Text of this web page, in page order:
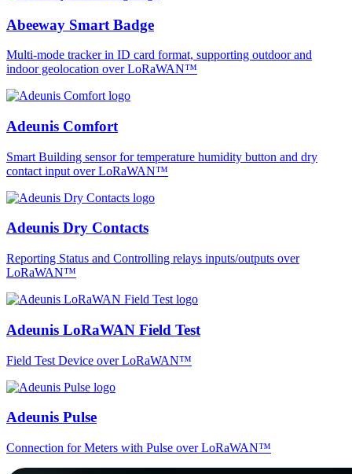
Abeeway Smart Badge
Multi-mode tracker in ID card format, supporting outdoor and
indoor geolocation over LoRaWAN™
Adeunis Comfort
Smart Building sensor for temperature humidity button and dry
contact input over LoRaWAN™
Adeunis Dry Contacts
Reporting Status and Controlling relays inputs/outputs over
LoRaWAN™
Adeunis LoRaWAN Field Test
Field Test Device over LoRaWAN™
Adeunis Pulse
Connection for Meters with Pulse over LoRaWAN™